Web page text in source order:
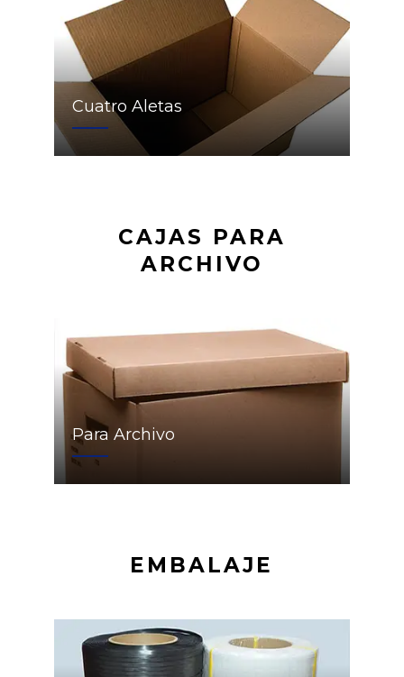
Cuatro Aletas
CAJAS PARA
ARCHIVO
Para Archivo
EMBALAJE